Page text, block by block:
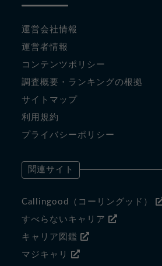
運営会社情報
運営者情報
コンテンツポリシー
調査概要・ランキングの根拠
サイトマップ
利用規約
プライバシーポリシー
関連サイト
Callingood（コーリングッド）
すべらないキャリア
キャリア図鑑
マジキャリ